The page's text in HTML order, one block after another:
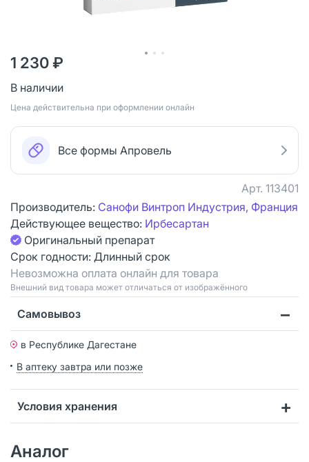
1 230 ₽
В наличии
Цена действительна при оформлении онлайн
Все формы Апровель
Арт. 113401
Производитель: Санофи Винтроп Индустрия, Франция
Действующее вещество: Ирбесартан
Оригинальный препарат
Срок годности: Длинный срок
Невозможна оплата онлайн для товара
Bнешний вид товара может отличаться от изображённого
Самовывоз
в Республике Дагестане
В аптеку завтра или позже
Условия хранения
Аналог